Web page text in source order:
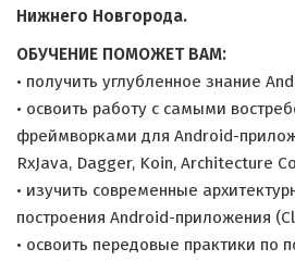
Нижнего Новгорода.
ОБУЧЕНИЕ ПОМОЖЕТ ВАМ:
• получить углубленное знание
• освоить работу с самыми
фреймворками для Android-
RxJava, Dagger, Koin, Architecture
• изучить современные
построения Android-приложения
• освоить передовые практики по